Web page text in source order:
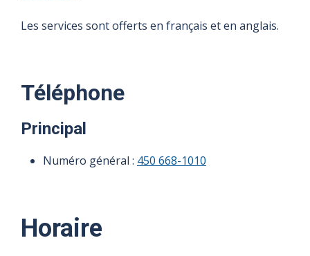
Les services sont offerts en français et en anglais.
Téléphone
Principal
Numéro général : 450 668-1010
Horaire